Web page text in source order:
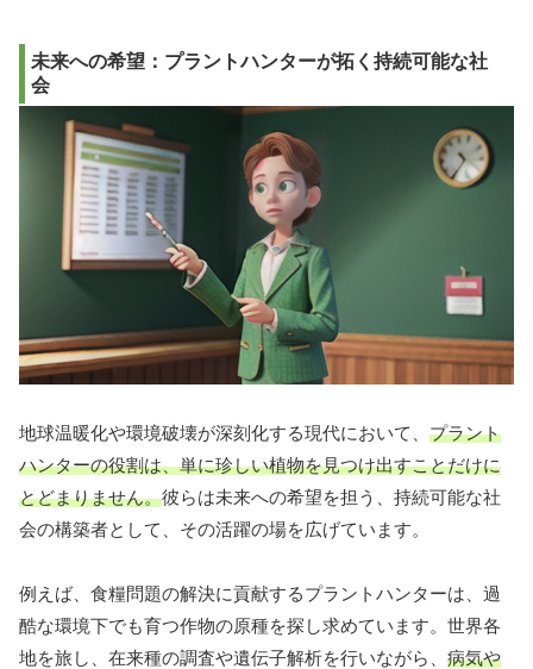
未来への希望：プラントハンターが拓く持続可能な社
会
地球温暖化や環境破壊が深刻化する現代において、 プラント
ハンターの役割は、単に珍しい植物を見つけ出すことだけに
とどまりません。彼らは未来への希望を担う、持続可能な社
会の構築者として、その活躍の場を広げています。
例えば、食糧問題の解決に貢献するプラントハンターは、過
酷な環境下でも育つ作物の原種を探し求めています。世界各
地を旅し、在来種の調査や遺伝子解析を行いながら、 病気や